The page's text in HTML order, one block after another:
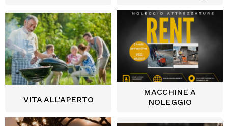
VITA ALL'APERTO
MACCHINE A
NOLEGGIO